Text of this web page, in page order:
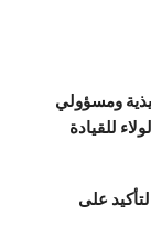
ومسؤولي
للقيادة
على